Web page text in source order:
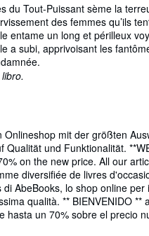
du Tout-Puissant sème la
des femmes qu’ils
un long et périlleux
a subi, apprivoisant les
mit der größten
und Funktionalität.
on the new price. All our
diversifiée de livres
AbeBooks, lo shop online
qualità. ** BIENVENIDO
un 70% sobre el precio